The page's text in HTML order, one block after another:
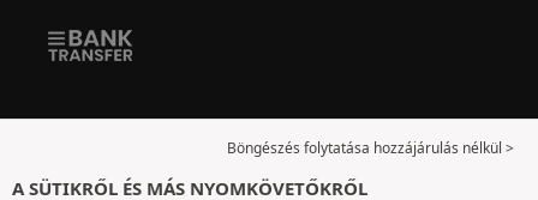
Böngészés folytatása hozzájárulás nélkül >
A SÜTIKRŐL ÉS MÁS NYOMKÖVETŐKRŐL